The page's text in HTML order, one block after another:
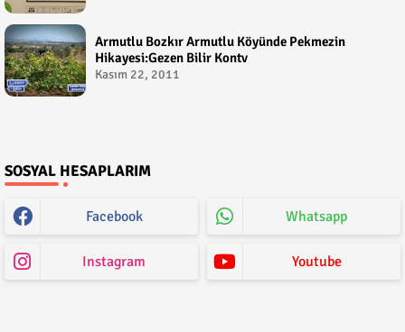
Armutlu Bozkır Armutlu Köyünde Pekmezin
Hikayesi:Gezen Bilir Kontv
Kasım 22, 2011
SOSYAL HESAPLARIM
Facebook Whatsapp
Instagram Youtube